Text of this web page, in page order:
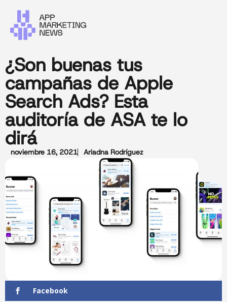
¿Son buenas tus
campañas de Apple
Search Ads? Esta
auditoría de ASA te lo
dirá
noviembre 16, 2021 Ariadna Rodríguez
Facebook